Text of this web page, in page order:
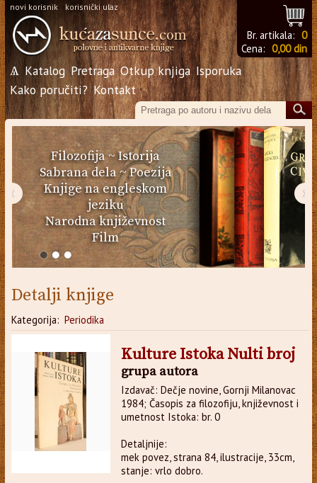
novi korisnik korisnički ulaz
Br. artikala: 0
Cena: 0,00 din
Ѧ Katalog Pretraga Otkup knjiga Isporuka
Kako poručiti? Kontakt
Filozofija~Istorija
Sabrana dela~Poezija
Knjige na engleskom
jeziku
Narodna književnost
Film
‹ ›
Detalji knjige
Kategorija: Periodika
Kulture Istoka Nulti broj
grupa autora
Izdavač: Dečje novine, Gornji Milanovac
1984; Časopis za filozofiju, književnost i
umetnost Istoka: br. 0
Detaljnije:
mek povez, strana 84, ilustracije, 33cm,
stanje: vrlo dobro.